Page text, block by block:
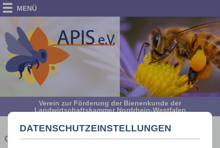
DATENSCHUTZEINSTELLUNGEN
MENÜ
Verein zur Förderung der Bienenkunde der
Landwirtschaftskammer Nordrhein-Westfalen
GESETZLICHE GRUNDLAGEN DER IMKEREI - BAND II